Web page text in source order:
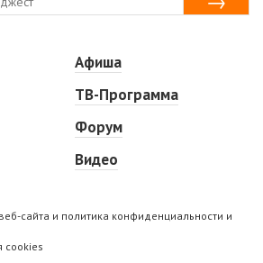
Афиша
ТВ-Программа
Форум
Видео
сайта и политика конфиденциальности и
cookies